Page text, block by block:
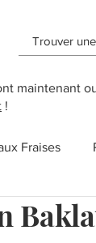
maintenant
!
Fraises
aux